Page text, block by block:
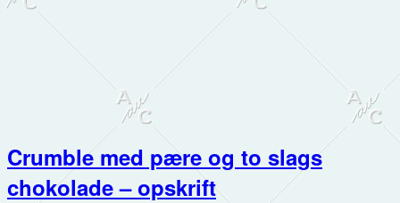
Crumble med pære og to slags
chokolade – opskrift